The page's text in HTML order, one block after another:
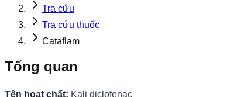
Tra cứu
Tra cứu thuốc
Cataflam
Tổng quan
Tên hoạt chất: Kali diclofenac